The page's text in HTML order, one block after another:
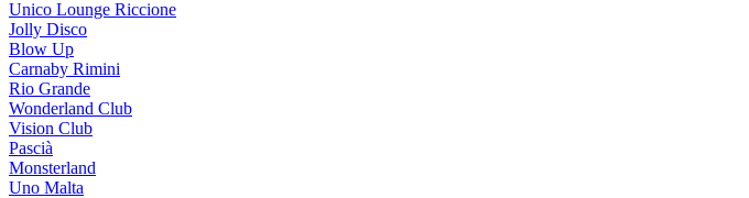
Unico Lounge Riccione
Jolly Disco
Blow Up
Carnaby Rimini
Rio Grande
Wonderland Club
Vision Club
Pascià
Monsterland
Uno Malta